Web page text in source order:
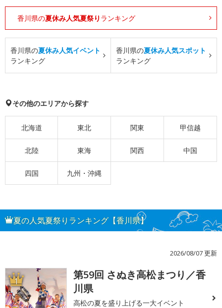
香川県の夏休み人気夏祭り ランキング
香川県の夏休み人気イベント
ランキング
香川県の夏休み人気スポット
ランキング
その他のエリアから探す
北海道 東北 関東 甲信越
北陸 東海 関西 中国
四国 九州・沖縄
夏の人気夏祭りランキング【香川県】
2026/08/07 更新
1
第59回 さぬき高松まつり／香
川県
高松の夏を盛り上げる一大イベント